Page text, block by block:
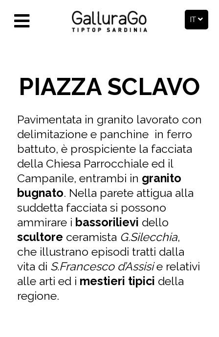
IT
PIAZZA SCLAVO
Pavimentata in granito lavorato con
delimitazione e panchine in ferro
battuto, è prospiciente la facciata
della Chiesa Parrocchiale ed il
Campanile, entrambi in granito
bugnato. Nella parete attigua alla
suddetta facciata si possono
ammirare i bassorilievi dello
scultore ceramista G.Silecchia,
che illustrano episodi tratti dalla
vita di S.Francesco d’Assisie relativi
alle arti ed i mestieri tipici della
regione.